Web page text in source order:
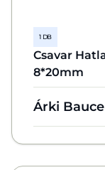
1 DB
Csavar
8*20mm
Árki